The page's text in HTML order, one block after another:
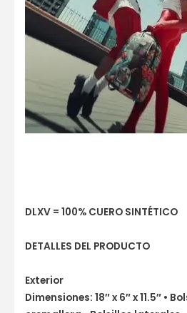
DLXV = 100% CUERO SINTÉTICO
DETALLES DEL PRODUCTO
Exterior
Dimensiones: 18″ x 6″ x 11.5″ •